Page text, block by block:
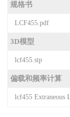
规格书
LCF455.pdf
3D模型
lcf455.stp
偏载和频率计算
lcf455 Extraneous